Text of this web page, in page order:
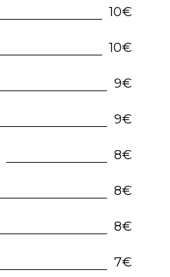
10€
10€
9€
9€
8€
8€
8€
7€